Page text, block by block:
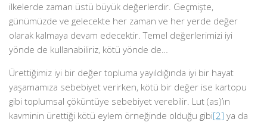
ilkelerde zaman üstü büyük değerlerdir. Geçmişte,
günümüzde ve gelecekte her zaman ve her yerde değer
olarak kalmaya devam edecektir. Temel değerlerimizi iyi
yönde de kullanabiliriz, kötü yönde de…
Ürettiğimiz iyi bir değer topluma yayıldığında iyi bir hayat
yaşamamıza sebebiyet verirken, kötü bir değer ise kartopu
gibi toplumsal çöküntüye sebebiyet verebilir. Lut (as)’ın
kavminin ürettiği kötü eylem örneğinde olduğu gibi[2] ya da